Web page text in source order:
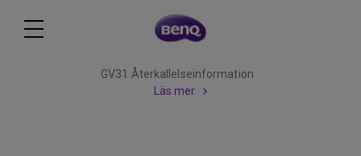
GV31 Återkallelseinformation
Läs mer